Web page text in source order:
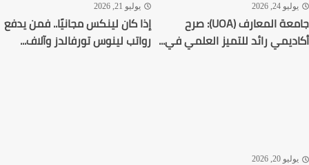
24, 2026
جامعة المعارف (UOA): صرح
رائد للتميز العلمي في...
يوليو 21, 2026
إذا كان لينكس مجانيًا.. فمن يدفع
رواتب لينوس تورفالدز وآلاف...
20, 2026